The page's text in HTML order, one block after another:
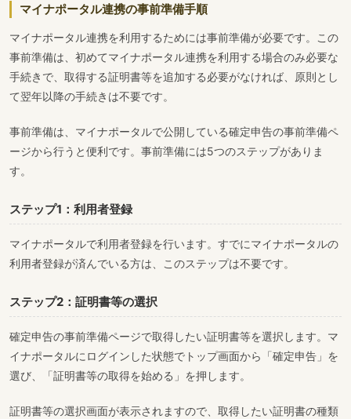
マイナポータル連携の事前準備手順
マイナポータル連携を利用するためには事前準備が必要です。この
事前準備は、初めてマイナポータル連携を利用する場合のみ必要な
手続きで、取得する証明書等を追加する必要がなければ、原則とし
て翌年以降の手続きは不要です。
事前準備は、マイナポータルで公開している確定申告の事前準備ペ
ージから行うと便利です。事前準備には5つのステップがありま
す。
ステップ1：利用者登録
マイナポータルで利用者登録を行います。すでにマイナポータルの
利用者登録が済んでいる方は、このステップは不要です。
ステップ2：証明書等の選択
確定申告の事前準備ページで取得したい証明書等を選択します。マ
イナポータルにログインした状態でトップ画面から「確定申告」を
選び、「証明書等の取得を始める」を押します。
証明書等の選択画面が表示されますので、取得したい証明書の種類